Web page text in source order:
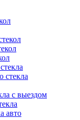
стекла
с выездом
авто